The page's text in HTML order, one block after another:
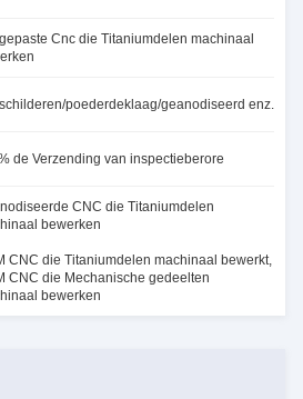
Cnc die Titaniumdelen machinaal
poederdeklaag/geanodiseerd enz.
de Verzending van inspectieberore
CNC die Titaniumdelen
bewerken
CNC die Titaniumdelen machinaal bewerkt,
CNC die Mechanische gedeelten
bewerken